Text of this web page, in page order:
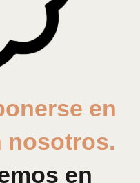
en
nosotros.
en